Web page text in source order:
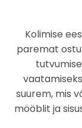
Kolimise
paremat
suurem, mis
mööblit ja